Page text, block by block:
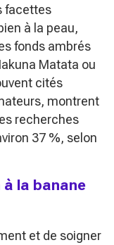
facettes
à la peau,
fonds ambrés
Matata ou
cités
montrent
recherches
37 %, selon
la banane
et de soigner